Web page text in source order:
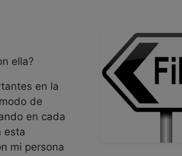
ella?
en la
de
en cada
esta
mi persona